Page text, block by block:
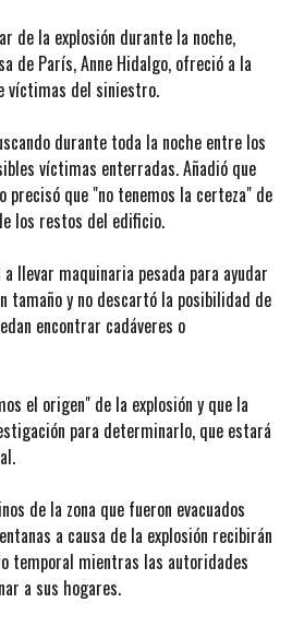
de la explosión durante la noche,
de París, Anne Hidalgo, ofreció a la
víctimas del siniestro.
durante toda la noche entre los
víctimas enterradas. Añadió que
precisó que "no tenemos la certeza" de
los restos del edificio.
llevar maquinaria pesada para ayudar
tamaño y no descartó la posibilidad de
encontrar cadáveres o
el origen" de la explosión y que la
para determinarlo, que estará
de la zona que fueron evacuados
a causa de la explosión recibirán
temporal mientras las autoridades
a sus hogares.